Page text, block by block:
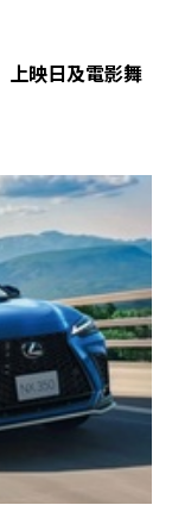
上映日及電影舞